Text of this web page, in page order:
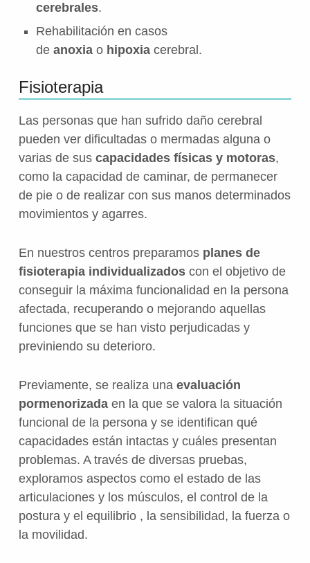
cerebrales.
Rehabilitación en casos
de anoxiao hipoxiacerebral.
Fisioterapia
Las personas que han sufrido daño cerebral
pueden ver dificultadas o mermadas alguna o
varias de sus capacidades físicas y motoras,
como la capacidad de caminar, de permanecer
de pie o de realizar con sus manos determinados
movimientos y agarres.
En nuestros centros preparamos planes de
fisioterapia individualizadoscon el objetivo de
conseguir la máxima funcionalidad en la persona
afectada, recuperando o mejorando aquellas
funciones que se han visto perjudicadas y
previniendo su deterioro.
Previamente, se realiza una evaluación
pormenorizadaen la que se valora la situación
funcional de la persona y se identifican qué
capacidades están intactas y cuáles presentan
problemas. A través de diversas pruebas,
exploramos aspectos como el estado de las
articulaciones y los músculos, el control de la
postura y el equilibrio , la sensibilidad, la fuerza o
la movilidad.